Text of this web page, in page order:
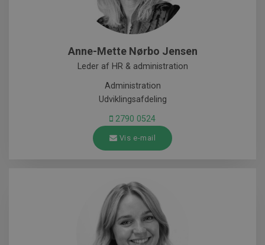
Anne-Mette Nørbo Jensen
Leder af HR & administration
Administration
Udviklingsafdeling
2790 0524
Vis e-mail